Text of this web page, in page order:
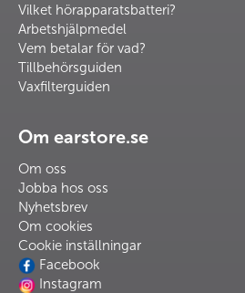
Vilket hörapparatsbatteri?
Arbetshjälpmedel
Vem betalar för vad?
Tillbehörsguiden
Vaxfilterguiden
Om earstore.se
Om oss
Jobba hos oss
Nyhetsbrev
Om cookies
Cookie inställningar
Facebook
Instagram